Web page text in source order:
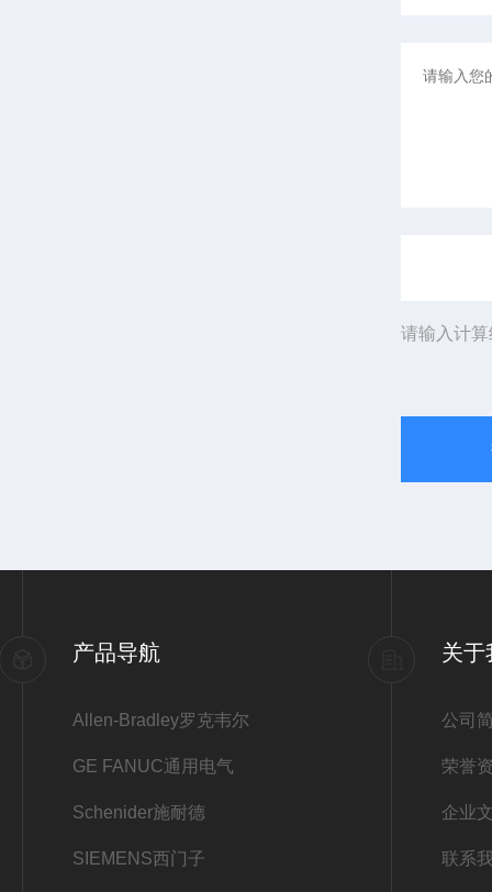
请输入计
产品导航
Allen-Bradley罗克韦尔
GE FANUC通用电气
Schenider施耐德
SIEMENS西门子
关于
公司
荣誉
企业
联系